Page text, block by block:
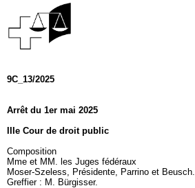
9C_13/2025
Arrêt du 1er mai 2025
IIIe Cour de droit public
Composition
Mme et MM. les Juges fédéraux
Moser-Szeless, Présidente, Parrino et Beusch.
Greffier : M. Bürgisser.